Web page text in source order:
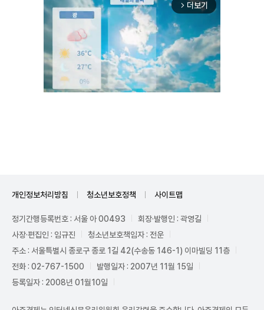
arrow_forward_ios 더보기
개인정보처리방침 청소년보호정책 사이트맵
정기간행등록번호 : 서울 아 00493
회장·발행인 : 곽영길
사장·편집인 : 임규진
청소년보호책임자 : 전운
주소 : 서울특별시 종로구 종로 1길 42(수송동 146-1) 이마빌딩 11층
전화 : 02-767-1500
발행일자 : 2007년 11월 15일
등록일자 : 2008년 01월10일